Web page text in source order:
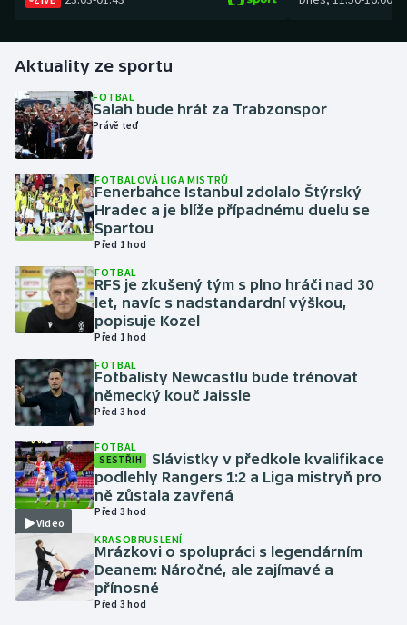
Gymnastika
Házená
Jezdectví
Judo
Krasobruslení
Lezení
Lyže a snowboard
Moderní pětiboj
Motorsport
Olympijské hry
Parasport
Plavání
Plážový volejbal
Aktuality ze sportu
FOTBAL
Salah bude hrát za Trabzonspor
Právě teď
FOTBALOVÁ LIGA MISTRŮ
Fenerbahce Istanbul zdolalo Štýrský
Hradec a je blíže případnému duelu se
Spartou
Před 1 hod
FOTBAL
RFS je zkušený tým s plno hráči nad 30
let, navíc s nadstandardní výškou,
popisuje Kozel
Před 1 hod
FOTBAL
Fotbalisty Newcastlu bude trénovat
německý kouč Jaissle
Před 3 hod
Video
FOTBAL
SESTŘIH
Slávistky v předkole kvalifikace
podlehly Rangers 1:2 a Liga mistryň pro
ně zůstala zavřená
Před 3 hod
KRASOBRUSLENÍ
Mrázkovi o spolupráci s legendárním
Deanem: Náročné, ale zajímavé a
přínosné
Před 3 hod